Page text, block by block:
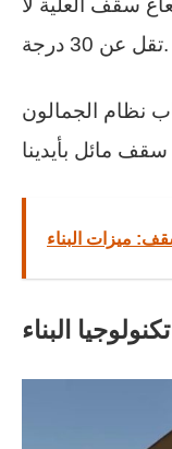
سقف العلية لا
تقل عن 30 درجة.
نظام الجمالون
ميزات البناء
تكنولوجيا البناء